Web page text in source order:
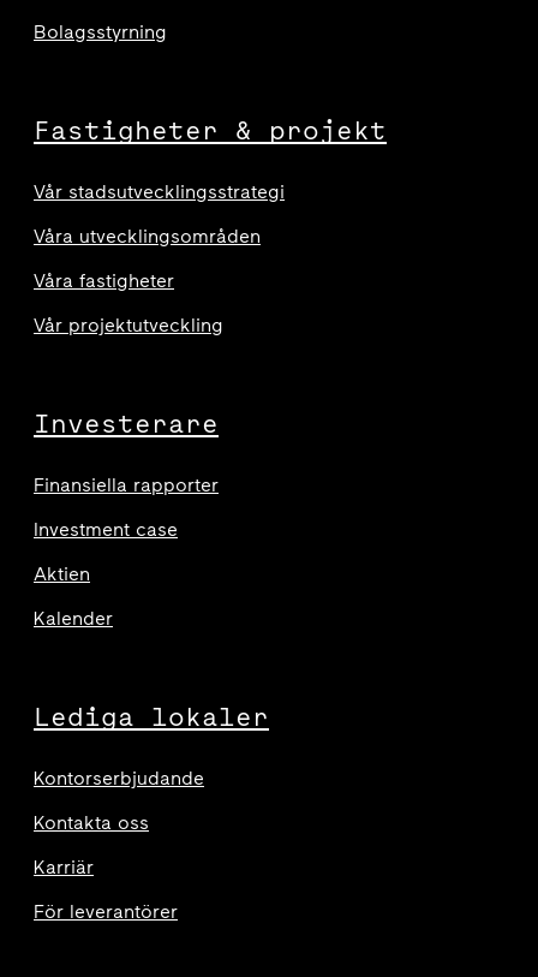
Bolagsstyrning
Fastigheter & projekt
Vår stadsutvecklingsstrategi
Våra utvecklingsområden
Våra fastigheter
Vår projektutveckling
Investerare
Finansiella rapporter
Investment case
Aktien
Kalender
Lediga lokaler
Kontorserbjudande
Kontakta oss
Karriär
För leverantörer